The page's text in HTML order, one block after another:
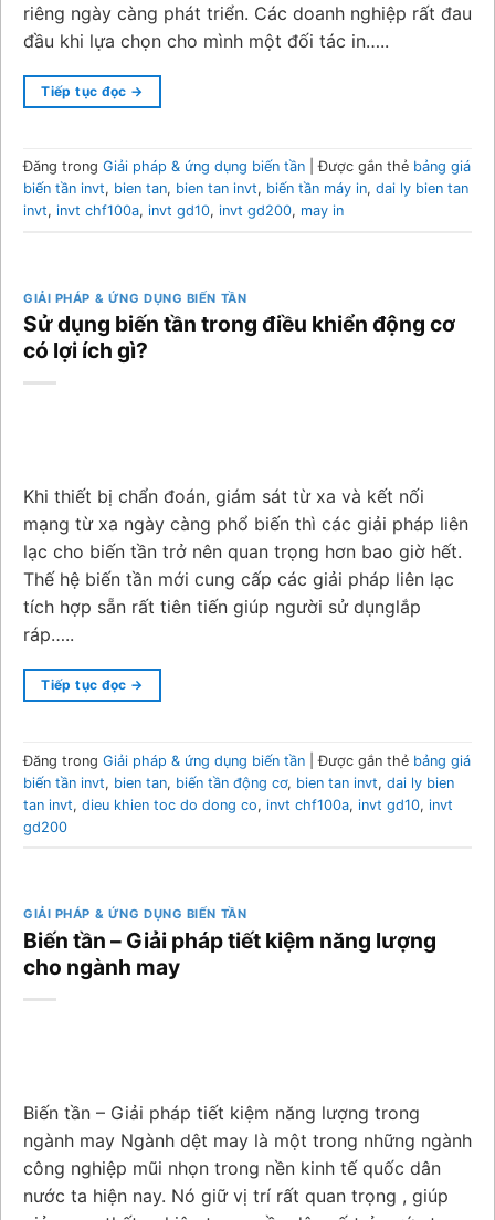
riêng ngày càng phát triển. Các doanh nghiệp rất đau
đầu khi lựa chọn cho mình một đối tác in…..
Tiếp tục đọc →
Đăng trong Giải pháp & ứng dụng biến tần |Được gắn thẻ bảng giá
biến tần invt, bien tan, bien tan invt, biến tần máy in, dai ly bien tan
invt, invt chf100a, invt gd10, invt gd200, may in
GIẢI PHÁP & ỨNG DỤNG BIẾN TẦN
Sử dụng biến tần trong điều khiển động cơ
có lợi ích gì?
Khi thiết bị chẩn đoán, giám sát từ xa và kết nối
mạng từ xa ngày càng phổ biến thì các giải pháp liên
lạc cho biến tần trở nên quan trọng hơn bao giờ hết.
Thế hệ biến tần mới cung cấp các giải pháp liên lạc
tích hợp sẵn rất tiên tiến giúp người sử dụnglắp
ráp…..
Tiếp tục đọc →
Đăng trong Giải pháp & ứng dụng biến tần |Được gắn thẻ bảng giá
biến tần invt, bien tan, biến tần động cơ, bien tan invt, dai ly bien
tan invt, dieu khien toc do dong co, invt chf100a, invt gd10, invt
gd200
GIẢI PHÁP & ỨNG DỤNG BIẾN TẦN
Biến tần – Giải pháp tiết kiệm năng lượng
cho ngành may
Biến tần – Giải pháp tiết kiệm năng lượng trong
ngành may Ngành dệt may là một trong những ngành
công nghiệp mũi nhọn trong nền kinh tế quốc dân
nước ta hiện nay. Nó giữ vị trí rất quan trọng , giúp